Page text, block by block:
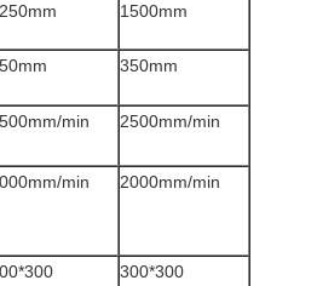
1500mm
350mm
min 2500mm/min
min 2000mm/min
300*300